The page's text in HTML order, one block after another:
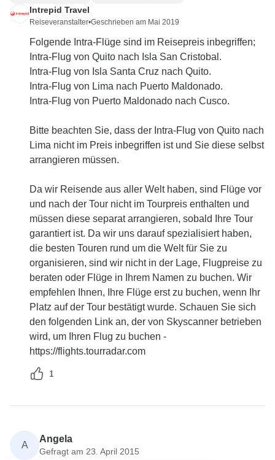
Intrepid Travel
Reiseveranstalter•Geschrieben am Mai 2019
Folgende Intra-Flüge sind im Reisepreis inbegriffen;
Intra-Flug von Quito nach Isla San Cristobal.
Intra-Flug von Isla Santa Cruz nach Quito.
Intra-Flug von Lima nach Puerto Maldonado.
Intra-Flug von Puerto Maldonado nach Cusco.
Bitte beachten Sie, dass der Intra-Flug von Quito nach
Lima nicht im Preis inbegriffen ist und Sie diese selbst
arrangieren müssen.
Da wir Reisende aus aller Welt haben, sind Flüge vor
und nach der Tour nicht im Tourpreis enthalten und
müssen diese separat arrangieren, sobald Ihre Tour
garantiert ist. Da wir uns darauf spezialisiert haben,
die besten Touren rund um die Welt für Sie zu
organisieren, sind wir nicht in der Lage, Flugpreise zu
beraten oder Flüge in Ihrem Namen zu buchen. Wir
empfehlen Ihnen, Ihre Flüge erst zu buchen, wenn Ihr
Platz auf der Tour bestätigt wurde. Schauen Sie sich
den folgenden Link an, der von Skyscanner betrieben
wird, um Ihren Flug zu buchen -
https://flights.tourradar.com
1
A
Angela
Gefragt am 23. April 2015